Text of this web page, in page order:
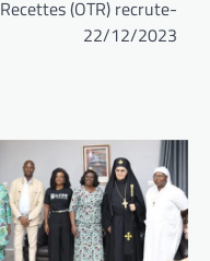
Recettes (OTR) recrute-
22/12/2023